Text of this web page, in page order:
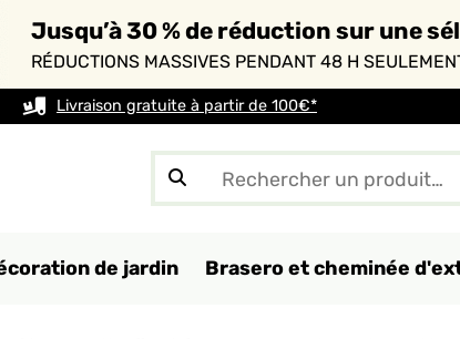
Jusqu’à 30 % de réduction sur une
RÉDUCTIONS MASSIVES PENDANT 48 H
Livraison gratuite à partir de 100€*
de jardin Brasero et cheminée